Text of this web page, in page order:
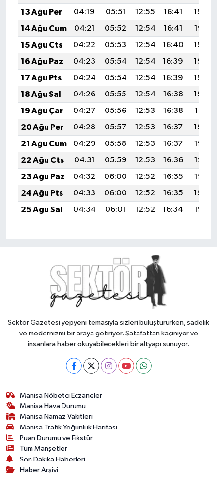
13 Ağu Per
04:19 05:51 12:55 16:41
19:48
14 Ağu Cum
04:21 05:52 12:54 16:41
19:47
15 Ağu Cts
04:22 05:53 12:54 16:40
19:46
16 Ağu Paz
04:23 05:54 12:54 16:39
19:45
17 Ağu Pts
04:24 05:54 12:54 16:39
19:43
18 Ağu Sal
04:26 05:55 12:54 16:38
19:42
19 Ağu Çar
04:27 05:56 12:53 16:38
19:41
20 Ağu Per
04:28 05:57 12:53 16:37
19:39
21 Ağu Cum
04:29 05:58 12:53 16:37
19:38
22 Ağu Cts
04:31 05:59 12:53 16:36
19:37
23 Ağu Paz
04:32 06:00 12:52 16:35
19:35
24 Ağu Pts
04:33 06:00 12:52 16:35
19:34
25 Ağu Sal
04:34 06:01 12:52 16:34 19:33
Sektör Gazetesi yepyeni temasıyla sizleri buluştururken, sadelik
ve modernizmi bir araya getiriyor. Şatafattan kaçınıyor ve
insanlara haber okuyabilecekleri bir altyapı sunuyor.
Manisa Nöbetçi Eczaneler
Manisa Hava Durumu
Manisa Namaz Vakitleri
Manisa Trafik Yoğunluk Haritası
Puan Durumu ve Fikstür
Tüm Manşetler
Son Dakika Haberleri
Haber Arşivi